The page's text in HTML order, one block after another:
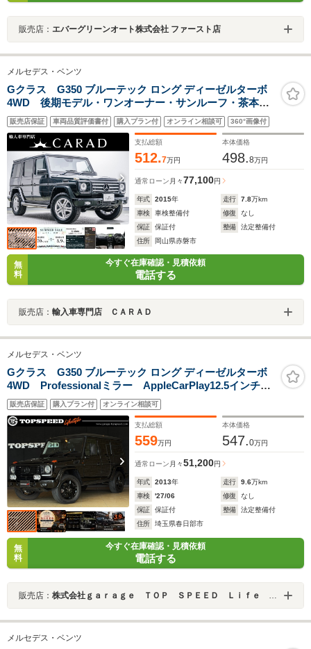
販売店： エバーグリーンオート株式会社 ファースト店
メルセデス・ベンツ
Gクラス G350 ブルーテック ロング ディーゼルターボ
4WD 後期モデル・ワンオーナー・サンルーフ・茶本革
シート・ディストロニックプラス・純正ナビTV・バック
モニター・ハーマンカードンサウンド・全席シートヒー
ター・ブラインドスポットモニター・Bluetooth
販売店保証 車両品質評価書付 購入プラン付 オンライン相談可 360°画像付
支払総額
512.7万円
本体価格
498.8万円
通常ローン 月々77,100円
年式 2015年 走行 7.8万km
車検
車検整備付 修復
なし
保証
保証付 整備
法定整備付
住所
岡山県赤磐市
無
料
今すぐ在庫確認・見積依頼
電話する
販売店： 輸入車専門店 ＣＡＲＡＤ
メルセデス・ベンツ
Gクラス G350 ブルーテック ロング ディーゼルターボ
4WD Professionalミラー AppleCarPlay12.5インチナ
ビ ヘッドライトガード ウインカーガード テールガ
ード ウインカーレンズオレンジ HELLAフォグラン
プ 背面タイヤカバー
販売店保証 購入プラン付 オンライン相談可
支払総額
559万円
本体価格
547.0万円
通常ローン 月々51,200円
年式 2013年 走行 9.6万km
車検
'27/06 修復
なし
保証
保証付 整備
法定整備付
住所
埼玉県春日部市
無
料
今すぐ在庫確認・見積依頼
電話する
販売店： 株式会社ｇａｒａｇｅ ＴＯＰ ＳＰＥＥＤ Ｌｉｆｅ Ｓｔｙｌｅ
メルセデス・ベンツ